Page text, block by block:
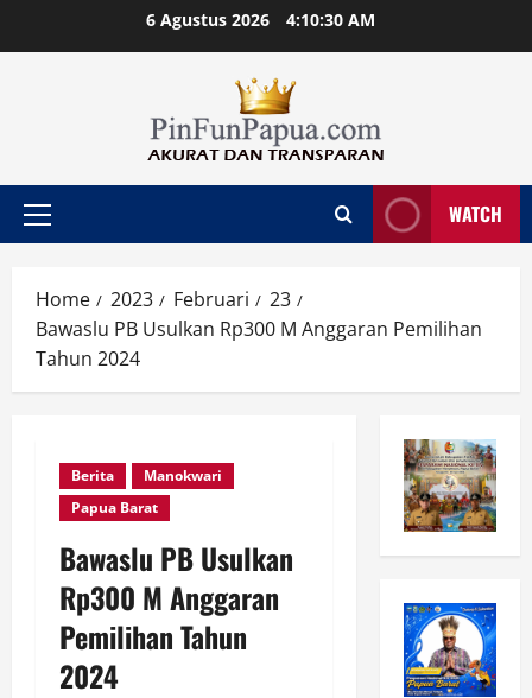
6 Agustus 2026 4:10:30 AM
Primary
WATCH
Home 2023 Februari
23
Bawaslu PB Usulkan Rp300 M Anggaran Pemilihan
Tahun 2024
Berita
Manokwari
Papua Barat
Bawaslu PB Usulkan
Rp300 M Anggaran
Pemilihan Tahun
2024